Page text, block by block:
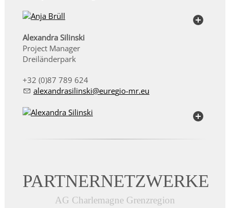
Alexandra Silinski
Project Manager
Dreiländerpark
+32 (0)87 789 624
l x ndr s l nsk r g -mr
PARTNERNETZWERKE
AG Charlemagne Grenzregion